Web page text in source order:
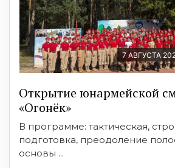
7 АВГУСТА
Открытие юнармейской
«Огонёк»
В программе: тактическая,
подготовка, преодоление
основы ...